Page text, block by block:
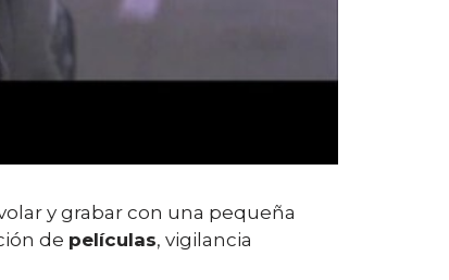
y grabar con una pequeña
de películas, vigilancia